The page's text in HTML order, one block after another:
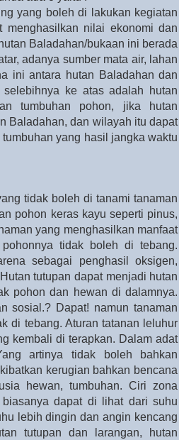
yang boleh di lakukan kegiatan
menghasilkan nilai ekonomi dan
Baladahan/bukaan ini berada
adanya sumber mata air, lahan
ini antara hutan Baladahan dan
ke atas adalah hutan
tumbuhan pohon, jika hutan
Baladahan, dan wilayah itu dapat
yang hasil jangka waktu
tidak boleh di tanami tanaman
pohon keras kayu seperti pinus,
yang menghasilkan manfaat
tidak boleh di tebang.
sebagai penghasil oksigen,
tutupan dapat menjadi hutan
pohon dan hewan di dalamnya.
sosial.? Dapat! namun tanaman
di tebang. Aturan tatanan leluhur
kembali di terapkan. Dalam adat
artinya tidak boleh bahkan
kerugian bahkan bencana
hewan, tumbuhan. Ciri zona
dapat di lihat dari suhu
lebih dingin dan angin kencang
tutupan dan larangan, hutan